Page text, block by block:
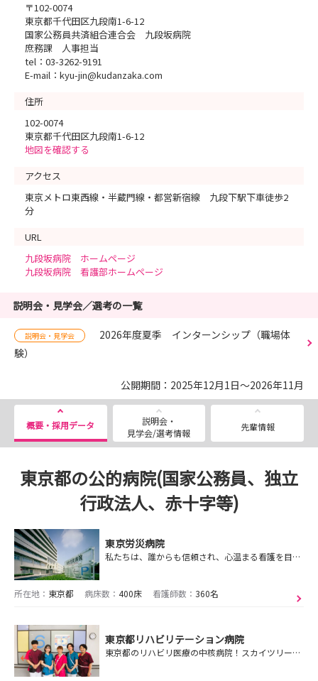
〒102-0074
東京都千代田区九段南1-6-12
国家公務員共済組合連合会 九段坂病院
庶務課 人事担当
tel：03-3262-9191
E-mail：kyu-jin@kudanzaka.com
住所
102-0074
東京都千代田区九段南1-6-12
地図を確認する
アクセス
東京メトロ東西線・半蔵門線・都営新宿線 九段下駅下車徒歩2
分
URL
九段坂病院 ホームページ
九段坂病院 看護部ホームページ
説明会・見学会／選考の一覧
説明会・見学会
2026年度夏季 インターンシップ（職場体
験）
公開期間：2025年12月1日～2026年11月
概要・採用データ
説明会・
見学会/選考情報
先輩情報
東京都の公的病院(国家公務員、独立
行政法人、赤十字等)
東京労災病院
私たちは、誰からも信頼され、心温まる看護を目指します。
所在地： 東京都 病床数： 400床 看護師数： 360名
東京都リハビリテーション病院
東京都のリハビリ医療の中核病院！スカイツリーをバックに働けます◎年間休日125日◎ ワークライフバランス好評◎